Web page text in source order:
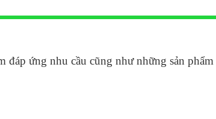
ứng nhu cầu cũng như những sản